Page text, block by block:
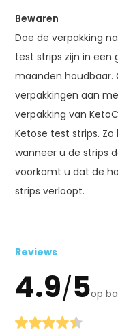
Bewaren
Doe de verpakking
test strips zijn in een
maanden houdbaar.
verpakkingen aan
verpakking van
Ketose test strips.
wanneer u de strips
voorkomt u dat de
strips verloopt.
Reviews
4.9/5op